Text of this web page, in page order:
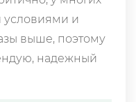
и
выше, поэтому
надежный